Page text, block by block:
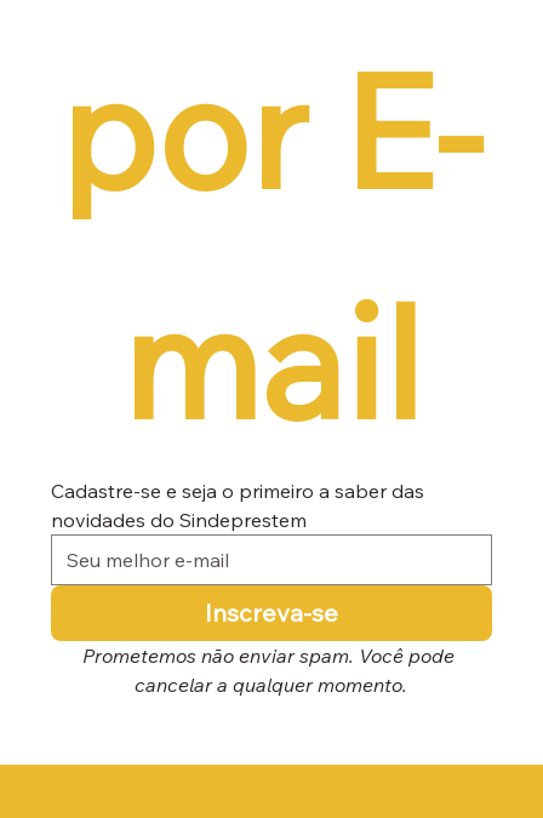
por E-
mail
Cadastre-se e seja o primeiro a saber das
novidades do Sindeprestem
Inscreva-se
Prometemos não enviar spam. Você pode
cancelar a qualquer momento.